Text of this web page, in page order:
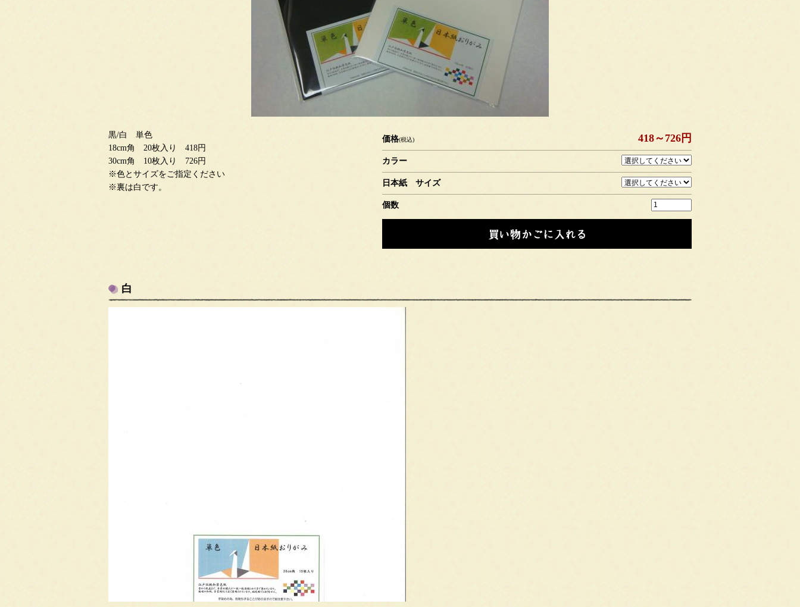
黒/白 単色
18cm角 20枚入り 418円
30cm角 10枚入り 726円
※色とサイズをご指定ください
※裏は白です。
価格(税込) 418～726円
カラー
日本紙 サイズ
個数
白